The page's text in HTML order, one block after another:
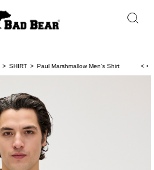
SHIRT Paul Marshmallow Men's Shirt < <